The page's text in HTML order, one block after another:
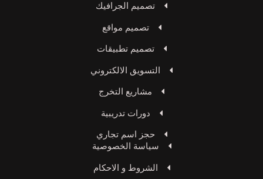
تصميم الجرافيك
تصميم مواقع
تصميم تطبيقات
التسويق الالكتروني
مشاريع التخرج
دورات تدريبية
حجز اسم تجاري
سياسة الخصوصية
الشروط و الاحكام